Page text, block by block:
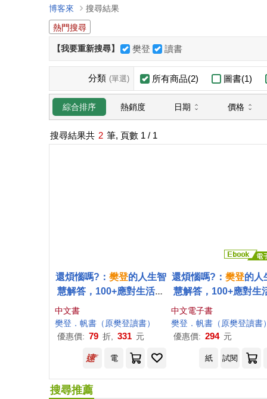
博客來
搜尋結果
熱門搜尋
【我要重新搜尋】 樊登 讀書
分類 (單選) 所有商品(2) 圖書(1)
綜合排序 熱銷度 日期 價格
搜尋結果共 2 筆, 頁數 1 / 1
還煩惱嗎?： 樊登的人生智
慧解答，100+應對生活、
突破思考困局的清醒指南
中文書
樊登 ． 帆書 （ 原樊登讀書）
優惠價: 79 折, 331 元
還煩惱嗎?： 樊登的人
慧解答，100+應對生
突破思考困局的清醒
(電子書)
中文電子書
樊登 ．帆書 （ 原樊登讀書
優惠價: 294 元
電 紙 試閱
搜尋推薦